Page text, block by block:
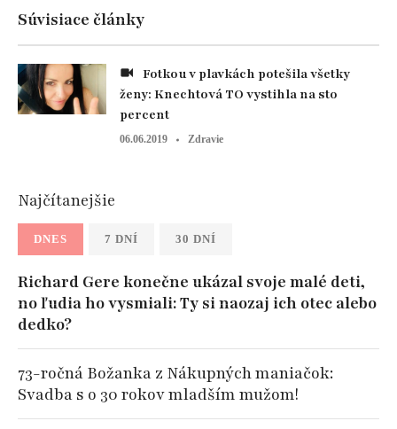
Súvisiace články
ženy: Knechtová TO vystihla na sto
percent
06.06.2019 Zdravie
Najčítanejšie
DNES 7 DNÍ 30 DNÍ
Richard Gere konečne ukázal svoje malé deti,
no ľudia ho vysmiali: Ty si naozaj ich otec alebo
dedko?
73-ročná Božanka z Nákupných maniačok:
Svadba s o 30 rokov mladším mužom!